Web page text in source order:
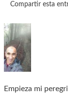
Compartir esta
Empieza mi